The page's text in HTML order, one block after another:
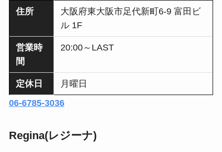
住所
大阪府東大阪市足代新町6-9 富田ビ
ル 1F
営業時
間
20:00～LAST
定休日
月曜日
06-6785-3036
Regina(レジーナ)